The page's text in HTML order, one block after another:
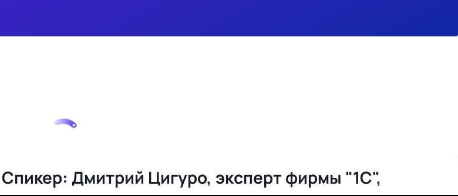
Дмитрий Цигуро, эксперт фирмы "1С",